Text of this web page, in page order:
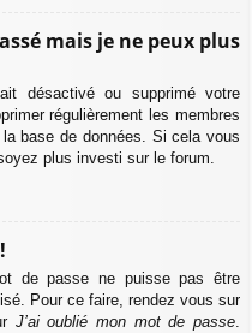
mais je ne peux plus
désactivé ou supprimé votre
régulièrement les membres
base de données. Si cela vous
plus investi sur le forum.
de passe ne puisse pas être
Pour ce faire, rendez vous sur
J’ai oublié mon mot de passe.